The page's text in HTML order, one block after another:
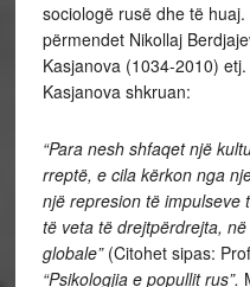
sociologë rusë dhe të
përmendet Nikollaj
Kasjanova (1034-2010)
Kasjanova shkruan:
“Para nesh shfaqet një
rreptë, e cila kërkon nga
një represion të impulseve
të veta të drejtpërdrejta,
globale” (Citohet sipas:
“Psikologjia e popullit rus”.